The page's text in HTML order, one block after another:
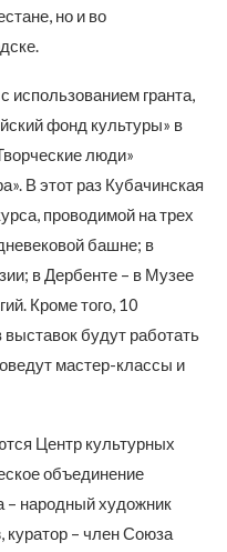
но и во
использованием гранта,
фонд культуры» в
люди»
В этот раз Кубачинская
проводимой на трех
башне; в
в Дербенте – в Музее
Кроме того, 10
будут работать
мастер-классы и
Центр культурных
объединение
– народный художник
, куратор – член Союза